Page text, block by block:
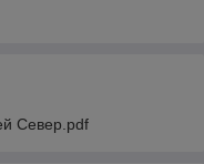
Север.pdf